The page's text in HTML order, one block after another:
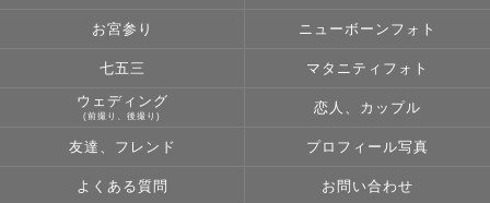
お宮参り ニューボーンフォト
七五三 マタニティフォト
ウェディング
(前撮り、後撮り)
恋人、カップル
友達、フレンド プロフィール写真
よくある質問 お問い合わせ